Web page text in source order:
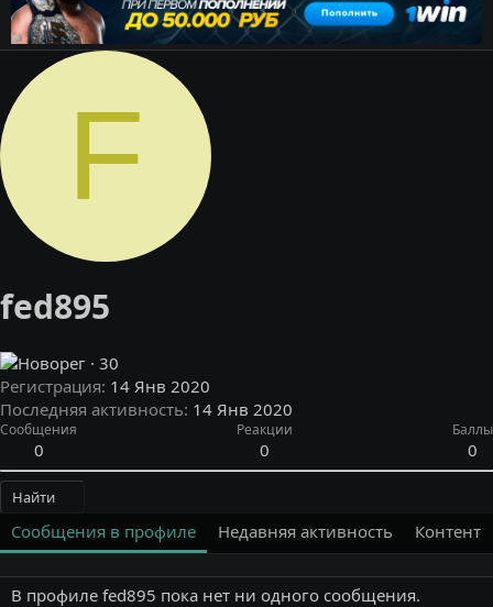
F
fed895
· 30
Регистрация 14 Янв 2020
Последняя активность 14 Янв 2020
Сообщения
0
Реакции
0
Баллы
0
Найти
Сообщения в профиле Недавняя активность Контент
В профиле fed895 пока нет ни одного сообщения.